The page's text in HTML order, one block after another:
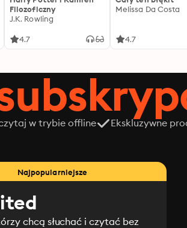
Filozoficzny
J.K. Rowling
4.7
Melissa Da Costa
4.7
w trybie offline
Ekskluzywne
Najpopularniejsze
chcą słuchać i czytać bez